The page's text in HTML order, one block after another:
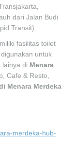
dari Jalan Budi
Transit).
fasilitas toilet
untuk
lainya di Menara
Cafe & Resto,
Menara Merdeka
merdeka-hub-